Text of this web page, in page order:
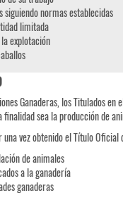
siguiendo normas establecidas
limitada
explotación
Ganaderas, los Titulados
sea la producción de
vez obtenido el Título Oficial
de animales
a la ganadería
ganaderas